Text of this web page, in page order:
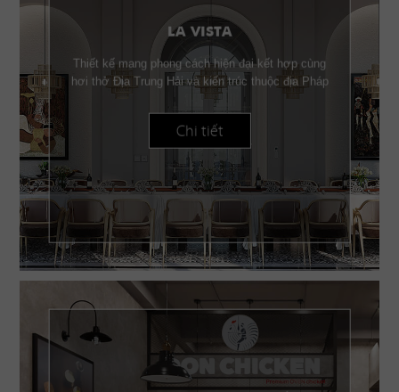
LA VISTA
Thiết kế mang phong cách hiện đại kết hợp cùng
hơi thở Địa Trung Hải và kiến trúc thuộc địa Pháp
Chi tiết